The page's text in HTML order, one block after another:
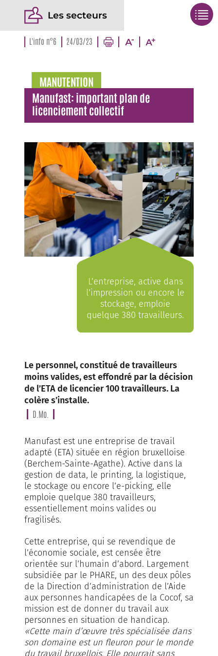
Les secteurs
L'info n°6 24/03/23
MANUTENTION
Manufast: important plan de
licenciement collectif
L’entreprise, active dans
l’impression ou encore le
stockage, emploie
quelque 380 travailleurs.
Le personnel, constitué de travailleurs
moins valides, est effondré par la décision
de l’ETA de licencier 100 travailleurs. La
colère s’installe.
D.Mo.
Manufast est une entreprise de travail
adapté (ETA) située en région bruxelloise
(Berchem-Sainte-Agathe). Active dans la
gestion de data, le printing, la logistique,
le stockage ou encore l’e-picking, elle
emploie quelque 380 travailleurs,
essentiellement moins valides ou
fragilisés.
Cette entreprise, qui se revendique de
l’économie sociale, est censée être
orientée sur l’humain d’abord. Largement
subsidiée par le PHARE, un des deux pôles
de la Direction d’administration de l’Aide
aux personnes handicapées de la Cocof, sa
mission est de donner du travail aux
personnes en situation de handicap.
«Cette main d’œuvre très spécialisée dans
son domaine est un fleuron pour le monde
du travail bruxellois. Elle pourrait sans